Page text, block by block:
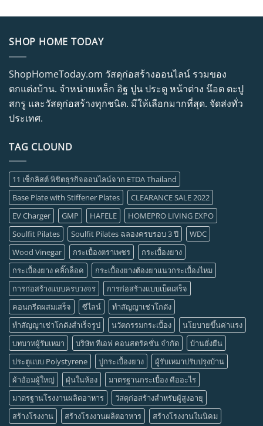
SHOP HOME TODAY
ShopHomeToday.om วัสดุก่อสร้างออนไลน์ รวมของ
ตกแต่งบ้าน. จำหน่ายเหล็ก อิฐ ปูน ประตู หน้าต่าง น๊อต ตะปู
สกรู และวัสดุก่อสร้างทุกชนิด. มีให้เลือกมากที่สุด. จัดส่งทั่ว
ประเทศ.
TAG CLOUND
11 เช็กลิสต์ พิชิตธุรกิจออนไลน์จาก ETDA Thailand
Base Plate with Stiffener Plates
CLEARANCE SALE 2022
EV Charger
GMP HAFELE
HOMEPRO LIVING EXPO
Soulfit Pilates
Soulfit Pilates ฉลองครบรอบ 3 ปี
WDC
Wood Vinegar
กระเบื้องตราเพชร
กระเบื้องยาง
กระเบื้องยาง คลิ๊กล็อค
กระเบื้องยางต้องยาแนวกระเบื้องไหม
การก่อสร้างแบบครบวงจร
การก่อสร้างแบบเบ็ดเสร็จ
คอนกรีตผสมเสร็จ
ซีไลน์
ทำสัญญาเช่าโกดัง
ทำสัญญาเช่าโกดังสำเร็จรูป
นวัตกรรมกระเบื้อง
นโยบายขึ้นค่าแรง
บทบาทผู้รับเหมา
บริษัท ทีเอฟ คอนสตรัคชั่น จำกัด
บ้านยั่งยืน
ประตูแบบ Polystyrene
ปูกระเบื้องยาง
ผู้รับเหมาปรับปรุงบ้าน
ผ้าอ้อมผู้ใหญ่
ฝุ่นในห้อง
มาตรฐานกระเบื้อง คืออะไร
มาตรฐานโรงงานผลิตอาหาร
วัสดุก่อสร้างสำหรับผู้สูงอายุ
สร้างโรงงาน
สร้างโรงงานผลิตอาหาร
สร้างโรงงานในนิคม